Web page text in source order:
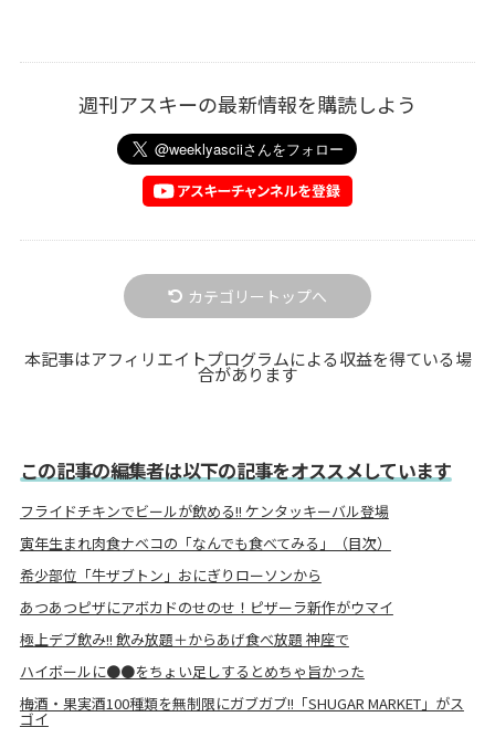
週刊アスキーの最新情報を購読しよう
カテゴリートップへ
本記事はアフィリエイトプログラムによる収益を得ている場
合があります
この記事の編集者は以下の記事をオススメしています
フライドチキンでビールが飲める!! ケンタッキーバル登場
寅年生まれ肉食ナベコの「なんでも食べてみる」（目次）
希少部位「牛ザブトン」おにぎりローソンから
あつあつピザにアボカドのせのせ！ピザーラ新作がウマイ
極上デブ飲み!! 飲み放題＋からあげ食べ放題 神座で
ハイボールに●●をちょい足しするとめちゃ旨かった
梅酒・果実酒100種類を無制限にガブガブ!!「SHUGAR MARKET」がス
ゴイ